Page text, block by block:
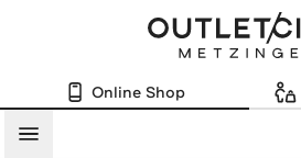
Online Shop
Menü